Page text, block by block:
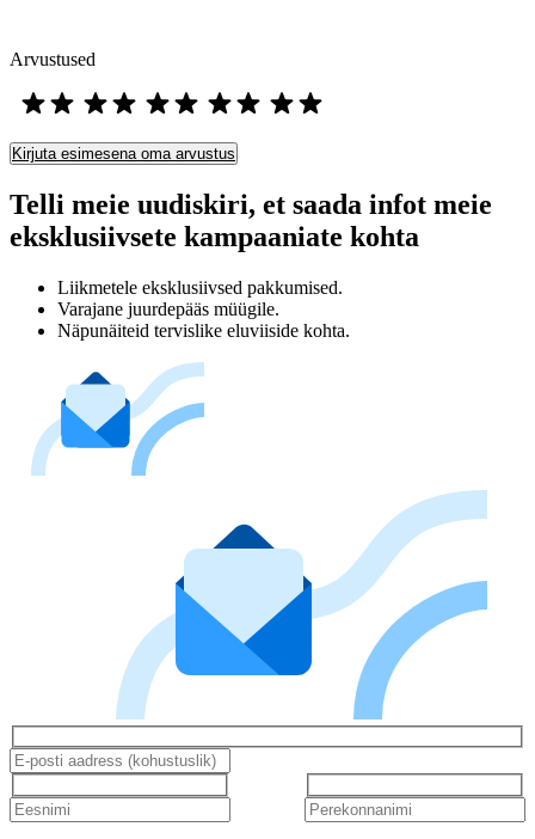
Arvustused
Kirjuta esimesena oma arvustus
Telli meie uudiskiri, et saada infot meie
eksklusiivsete kampaaniate kohta
Liikmetele eksklusiivsed pakkumised.
Varajane juurdepääs müügile.
Näpunäiteid tervislike eluviiside kohta.